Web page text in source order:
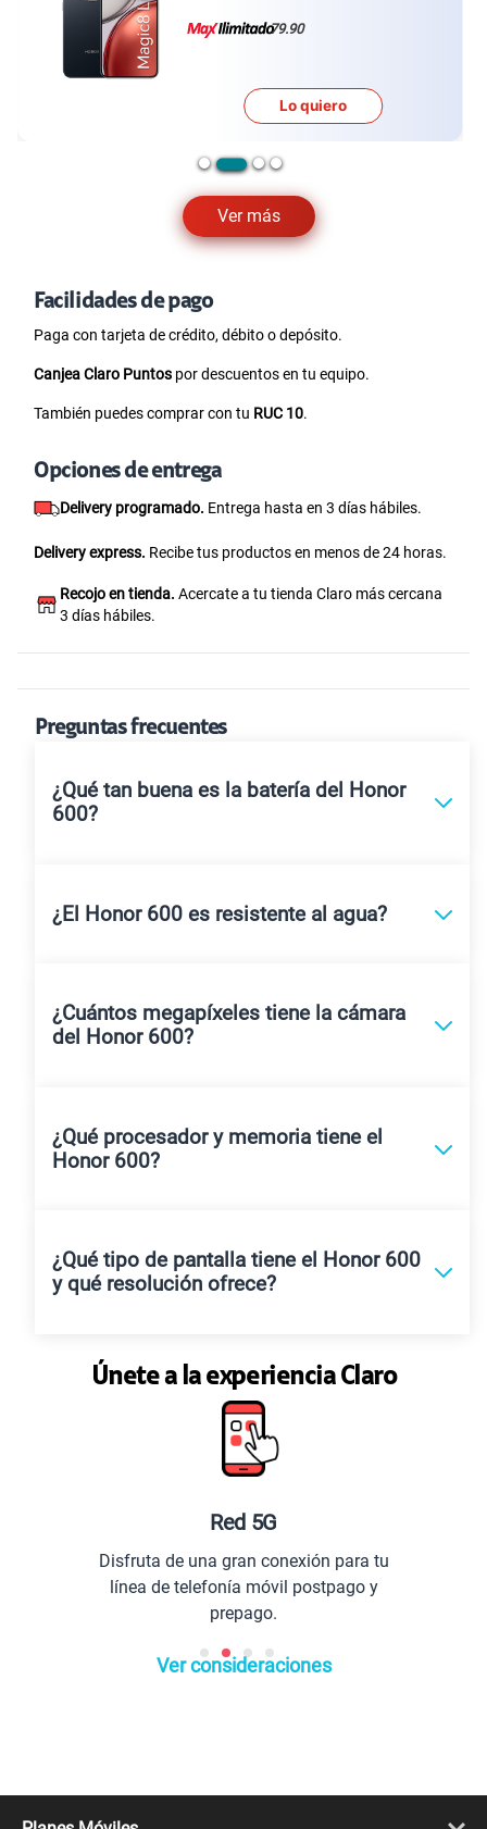
Ver más
79.90
Lo quiero
Facilidades de pago
Paga con tarjeta de crédito, débito o depósito.
Canjea Claro Puntos por descuentos en tu equipo.
También puedes comprar con tu RUC 10.
Opciones de entrega
Delivery programado. Entrega hasta en 3 días hábiles.
Delivery express. Recibe tus productos en menos de 24 horas.
Recojo en tienda. Acercate a tu tienda Claro más cercana
3 días hábiles.
Preguntas frecuentes
¿Qué tan buena es la batería del Honor
600?
¿El Honor 600 es resistente al agua?
¿Cuántos megapíxeles tiene la cámara
del Honor 600?
¿Qué procesador y memoria tiene el
Honor 600?
¿Qué tipo de pantalla tiene el Honor 600
y qué resolución ofrece?
Únete a la experiencia Claro
Red 5G
Disfruta de una gran conexión para tu
línea de telefonía móvil postpago y
prepago.
Ver consideraciones